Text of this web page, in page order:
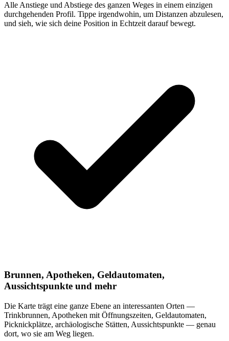
Alle Anstiege und Abstiege des ganzen Weges in einem einzigen
durchgehenden Profil. Tippe irgendwohin, um Distanzen abzulesen,
und sieh, wie sich deine Position in Echtzeit darauf bewegt.
Brunnen, Apotheken, Geldautomaten,
Aussichtspunkte und mehr
Die Karte trägt eine ganze Ebene an interessanten Orten —
Trinkbrunnen, Apotheken mit Öffnungszeiten, Geldautomaten,
Picknickplätze, archäologische Stätten, Aussichtspunkte — genau
dort, wo sie am Weg liegen.